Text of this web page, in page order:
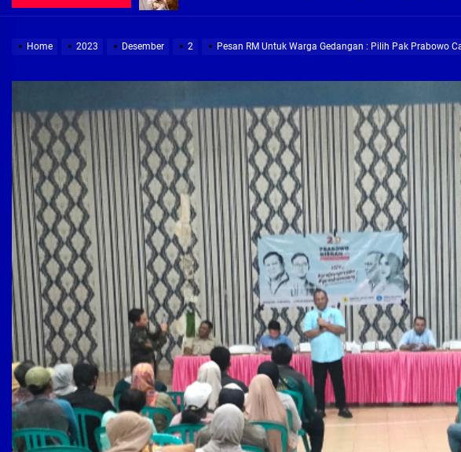
Pembebasan Lahan Hampir Rampung, Pembangunan Fly
Terima aduan warga, Komisi A cari solusi masalah warga
Demi Jajaran Direksi Delta Tirta Yang Profesional Dan
Home 2023 Desember 2 Pesan RM Untuk Warga Gedangan : Pilih Pak Prabowo